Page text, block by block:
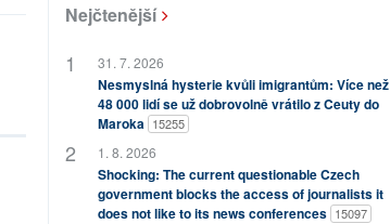
Nejčtenější
31. 7. 2026
Nesmyslná hysterie kvůli imigrantům: Více než
48 000 lidí se už dobrovolně vrátilo z Ceuty do
Maroka 15255
1. 8. 2026
Shocking: The current questionable Czech
government blocks the access of journalists it
does not like to its news conferences 15097